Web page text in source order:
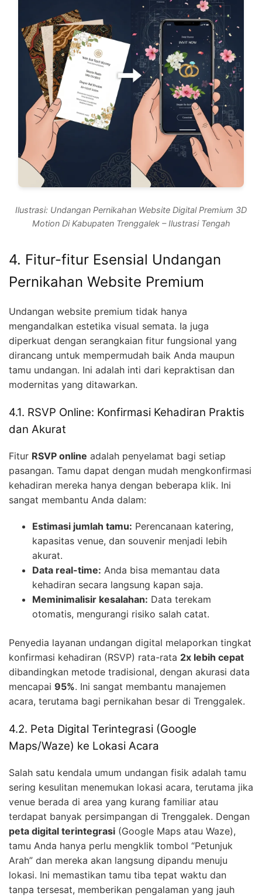
Ilustrasi: Undangan Pernikahan Website Digital Premium 3D
Motion Di Kabupaten Trenggalek – Ilustrasi Tengah
4. Fitur-fitur Esensial Undangan
Pernikahan Website Premium
Undangan website premium tidak hanya
mengandalkan estetika visual semata. Ia juga
diperkuat dengan serangkaian fitur fungsional yang
dirancang untuk mempermudah baik Anda maupun
tamu undangan. Ini adalah inti dari kepraktisan dan
modernitas yang ditawarkan.
4.1. RSVP Online: Konfirmasi Kehadiran Praktis
dan Akurat
Fitur RSVP online adalah penyelamat bagi setiap
pasangan. Tamu dapat dengan mudah mengkonfirmasi
kehadiran mereka hanya dengan beberapa klik. Ini
sangat membantu Anda dalam:
Estimasi jumlah tamu: Perencanaan katering,
kapasitas venue, dan souvenir menjadi lebih
akurat.
Data real-time: Anda bisa memantau data
kehadiran secara langsung kapan saja.
Meminimalisir kesalahan: Data terekam
otomatis, mengurangi risiko salah catat.
Penyedia layanan undangan digital melaporkan tingkat
konfirmasi kehadiran (RSVP) rata-rata 2x lebih cepat
dibandingkan metode tradisional, dengan akurasi data
mencapai 95%. Ini sangat membantu manajemen
acara, terutama bagi pernikahan besar di Trenggalek.
4.2. Peta Digital Terintegrasi (Google
Maps/Waze) ke Lokasi Acara
Salah satu kendala umum undangan fisik adalah tamu
sering kesulitan menemukan lokasi acara, terutama jika
venue berada di area yang kurang familiar atau
terdapat banyak persimpangan di Trenggalek. Dengan
peta digital terintegrasi (Google Maps atau Waze),
tamu Anda hanya perlu mengklik tombol “Petunjuk
Arah” dan mereka akan langsung dipandu menuju
lokasi. Ini memastikan tamu tiba tepat waktu dan
tanpa tersesat, memberikan pengalaman yang jauh